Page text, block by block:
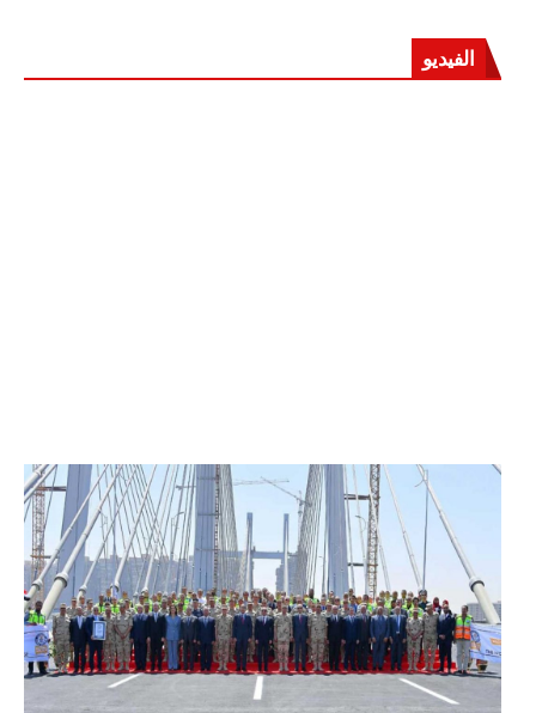
الفيديو
الرئيس عبد الفتاح السيسي يفتتح محور روض الفرج
وكوبري تحيا مصر